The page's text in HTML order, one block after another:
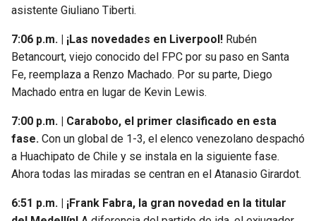
asistente Giuliano Tiberti.
7:06 p.m. | ¡Las novedades en Liverpool! Rubén
Betancourt, viejo conocido del FPC por su paso en Santa
Fe, reemplaza a Renzo Machado. Por su parte, Diego
Machado entra en lugar de Kevin Lewis.
7:00 p.m. | Carabobo, el primer clasificado en esta
fase. Con un global de 1-3, el elenco venezolano despachó
a Huachipato de Chile y se instala en la siguiente fase.
Ahora todas las miradas se centran en el Atanasio Girardot.
6:51 p.m. | ¡Frank Fabra, la gran novedad en la titular